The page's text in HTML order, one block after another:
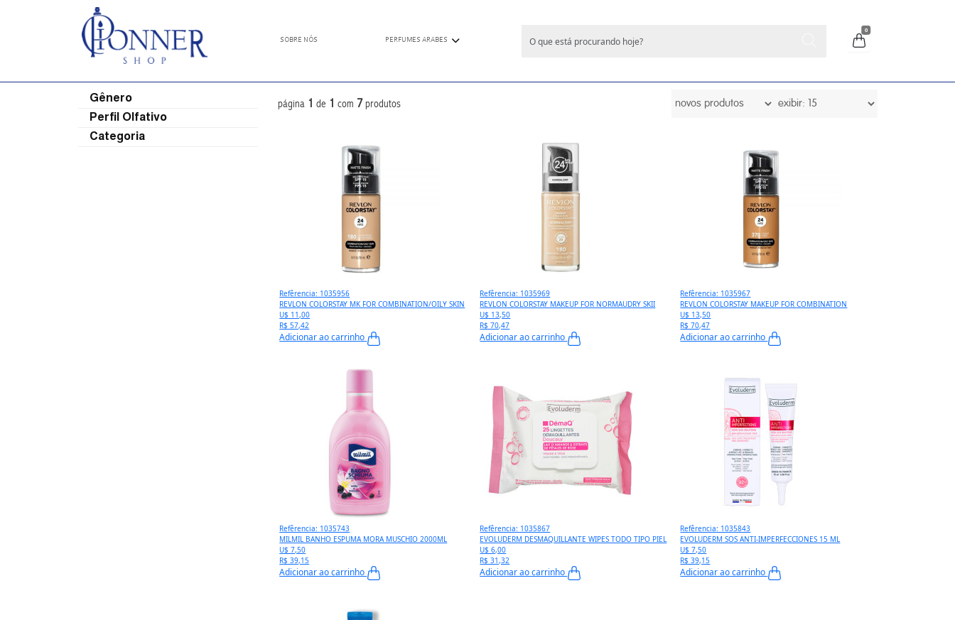
SOBRE NÓS PERFUMES ARABES
0
Gênero
Perfil Olfativo
Categoria
página 1 de 1 com 7produtos
Refêrencia: 1035956
REVLON COLORSTAY MK FOR COMBINATION/OILY SKIN
U$ 11,00
R$ 57,42
Adicionar ao carrinho
Refêrencia: 1035969
REVLON COLORSTAY MAKEUP FOR NORMAUDRY SKII
U$ 13,50
R$ 70,47
Adicionar ao carrinho
Refêrencia: 1035967
REVLON COLORSTAY MAKEUP FOR COMBINATION
U$ 13,50
R$ 70,47
Adicionar ao carrinho
Refêrencia: 1035743
MILMIL BANHO ESPUMA MORA MUSCHIO 2000ML
U$ 7,50
R$ 39,15
Adicionar ao carrinho
Refêrencia: 1035867
EVOLUDERM DESMAQUILLANTE WIPES TODO TIPO PIEL
U$ 6,00
R$ 31,32
Adicionar ao carrinho
Refêrencia: 1035843
EVOLUDERM SOS ANTI-IMPERFECCIONES 15 ML
U$ 7,50
R$ 39,15
Adicionar ao carrinho